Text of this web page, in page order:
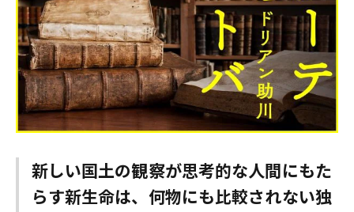
新しい国土の観察が思考的な人間にもた
らす新生命は、何物にも比較されない独